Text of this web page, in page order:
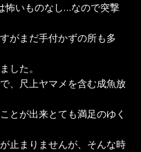
怖いものなし…なので突撃
がまだ手付かずの所も多
した。
、尺上ヤマメを含む成魚放
とが出来とても満足のゆく
止まりませんが、そんな時